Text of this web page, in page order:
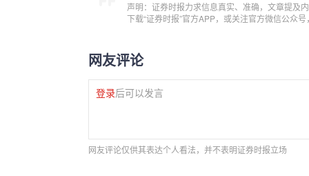
声明：证券时报力求信息真实、准确，文章提及
下载“证券时报”官方APP，或关注官方微信公众
网友评论
登录后可以发言
网友评论仅供其表达个人看法，并不表明证券时报立场